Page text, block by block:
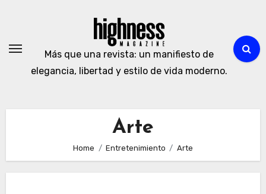
Más que una revista: un manifiesto de
elegancia, libertad y estilo de vida moderno.
Arte
Home Entretenimiento Arte